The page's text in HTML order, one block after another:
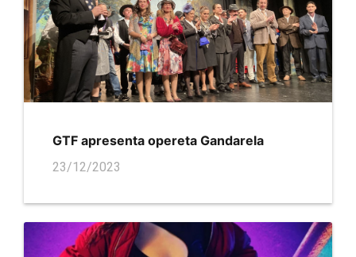
GTF apresenta opereta Gandarela
23/12/2023